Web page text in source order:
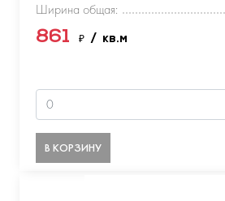
Ширина общая:
861 ₽ / кв.м
В КОРЗИНУ